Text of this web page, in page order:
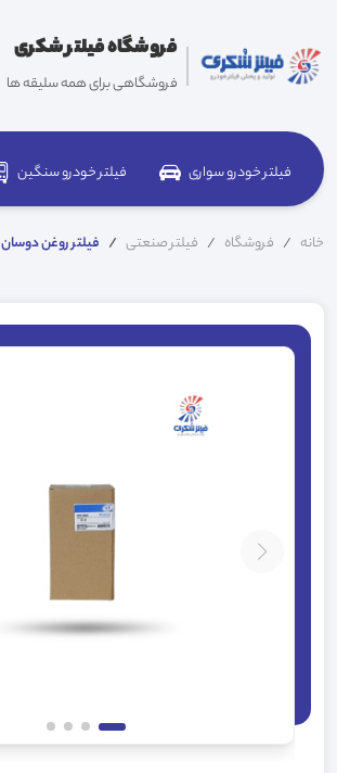
فروشگاه فیلتر شکری
فروشگاهی برای همه سلیقه ها
فیلتر خودرو سواری فیلتر خودرو سنگین
خانه فروشگاه فیلتر صنعتی فیلتر روغن دوسان SFO2050